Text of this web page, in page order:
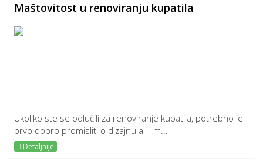
Maštovitost u renoviranju kupatila
Ukoliko ste se odlučili za renoviranje kupatila, potrebno je
prvo dobro promisliti o dizajnu ali i m...
Detaljnije